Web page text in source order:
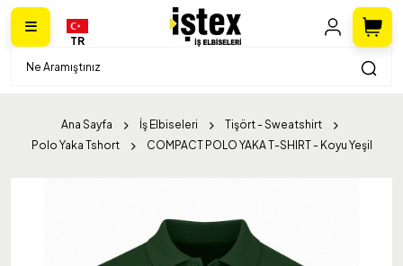
TR
Ana Sayfa İş Elbiseleri
Tişört - Sweatshirt
Polo Yaka Tshort
COMPACT POLO YAKA T-SHIRT - Koyu Yeşil